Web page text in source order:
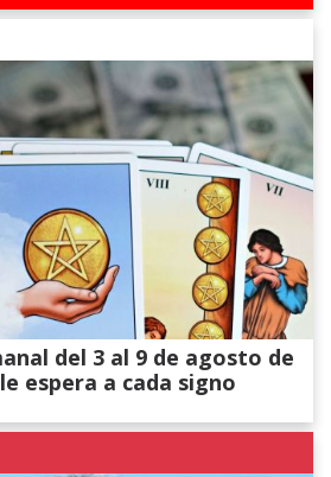
del 3 al 9 de agosto de
espera a cada signo